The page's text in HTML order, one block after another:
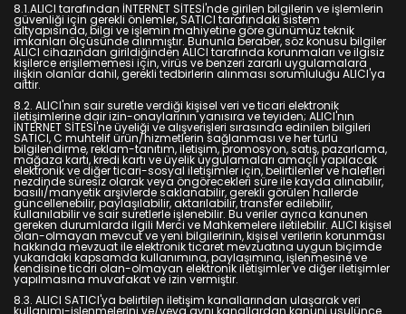
8.1.ALICI tarafından İNTERNET SİTESİ'nde girilen bilgilerin ve işlemlerin
güvenliği için gerekli önlemler, SATICI tarafındaki sistem
altyapısında, bilgi ve işlemin mahiyetine göre günümüz teknik
imkanları ölçüsünde alınmıştır. Bununla beraber, söz konusu bilgiler
ALICI cihazından girildiğinden ALICI tarafında korunmaları ve ilgisiz
kişilerce erişilememesi için, virüs ve benzeri zararlı uygulamalara
ilişkin olanlar dahil, gerekli tedbirlerin alınması sorumluluğu ALICI'ya
aittir.
8.2. ALICI'nın sair suretle verdiği kişisel veri ve ticari elektronik
iletişimlerine dair izin-onaylarının yanısıra ve teyiden; ALICI'nın
İNTERNET SİTESİ'ne üyeliği ve alışverişleri sırasında edinilen bilgileri
SATICI, C muhtelif ürün/hizmetlerin sağlanması ve her türlü
bilgilendirme, reklam-tanıtım, iletişim, promosyon, satış, pazarlama,
mağaza kartı, kredi kartı ve üyelik uygulamaları amaçlı yapılacak
elektronik ve diğer ticari-sosyal iletişimler için, belirtilenler ve halefleri
nezdinde süresiz olarak veya öngörecekleri süre ile kayda alınabilir,
basılı/manyetik arşivlerde saklanabilir, gerekli görülen hallerde
güncellenebilir, paylaşılabilir, aktarılabilir, transfer edilebilir,
kullanılabilir ve sair suretlerle işlenebilir. Bu veriler ayrıca kanunen
gereken durumlarda ilgili Merci ve Mahkemelere iletilebilir. ALICI kişisel
olan-olmayan mevcut ve yeni bilgilerinin, kişisel verilerin korunması
hakkında mevzuat ile elektronik ticaret mevzuatına uygun biçimde
yukarıdaki kapsamda kullanımına, paylaşımına, işlenmesine ve
kendisine ticari olan-olmayan elektronik iletişimler ve diğer iletişimler
yapılmasına muvafakat ve izin vermiştir.
8.3. ALICI SATICI'ya belirtilen iletişim kanallarından ulaşarak veri
kullanımı-işlenmelerini ve/veya aynı kanallardan kanuni usulünce